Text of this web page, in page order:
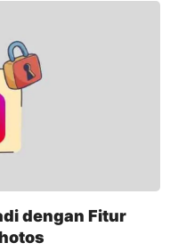
dengan Fitur